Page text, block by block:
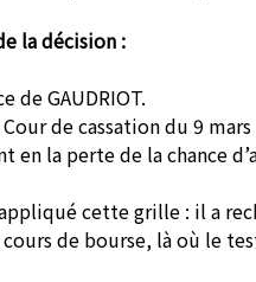
la décision :
de GAUDRIOT.
Cour de cassation du 9
en la perte de la chance
cette grille : il a
de bourse, là où le